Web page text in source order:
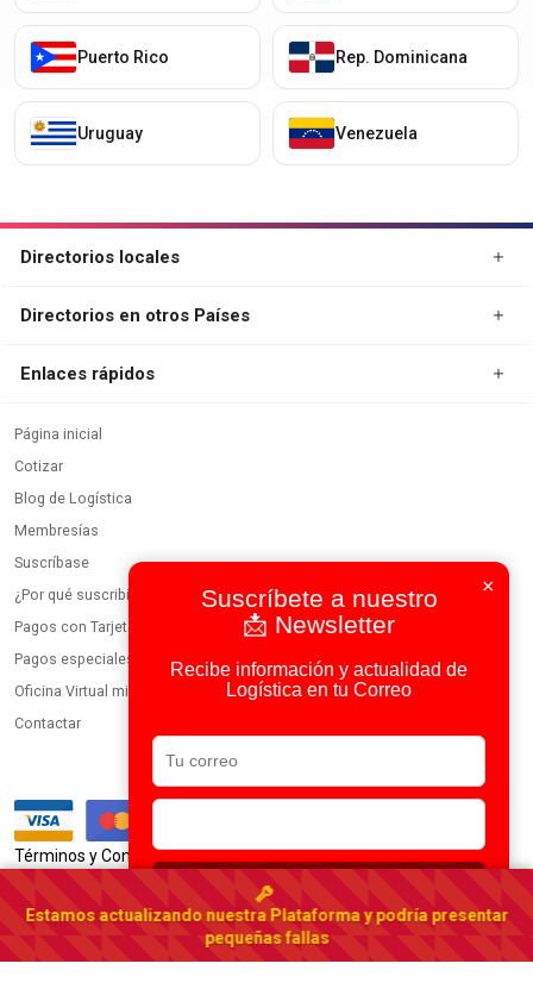
Puerto Rico Rep. Dominicana
Uruguay Venezuela
×
Suscríbete a nuestro
📩 Newsletter
Recibe información y actualidad de
Logística en tu Correo
Suscribirse
Directorios locales
Directorios en otros Países
Enlaces rápidos
Página inicial
Cotizar
Blog de Logística
Membresías
Suscríbase
¿Por qué suscribirse?
Pagos con Tarjeta
Pagos especiales
Oficina Virtual miembros
Contactar
Términos y Condiciones|Política de Privacidad
Usamos IA en todos nuestros procesos
Portal Logístico Latinoamericano
© 2023-2026 DirectorioDeCarga.com
Estamos actualizando nuestra Plataforma y podría presentar
pequeñas fallas